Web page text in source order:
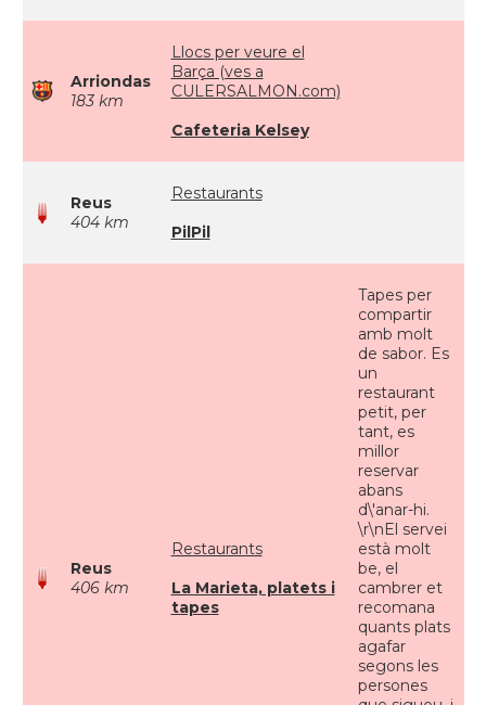
Arriondas
183 km
Llocs per veure el
Barça (ves a
CULERSALMON.com)
Cafeteria Kelsey
Reus
404 km
Restaurants
PilPil
Reus
406 km
Restaurants
La Marieta, platets i
tapes
Tapes per
compartir
amb molt
de sabor. Es
un
restaurant
petit, per
tant, es
millor
reservar
abans
d\'anar-hi.
\r\nEl servei
està molt
be, el
cambrer et
recomana
quants plats
agafar
segons les
persones